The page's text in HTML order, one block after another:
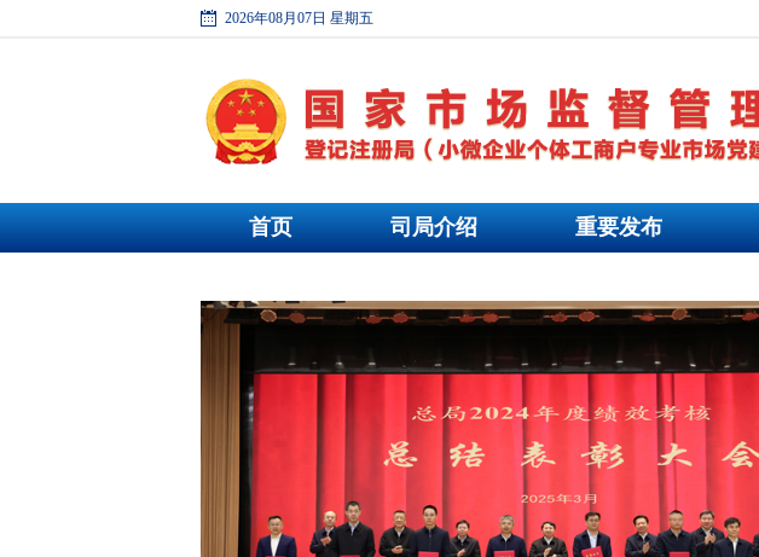
2026年08月07日 星期五
首页 司局介绍 重要发布